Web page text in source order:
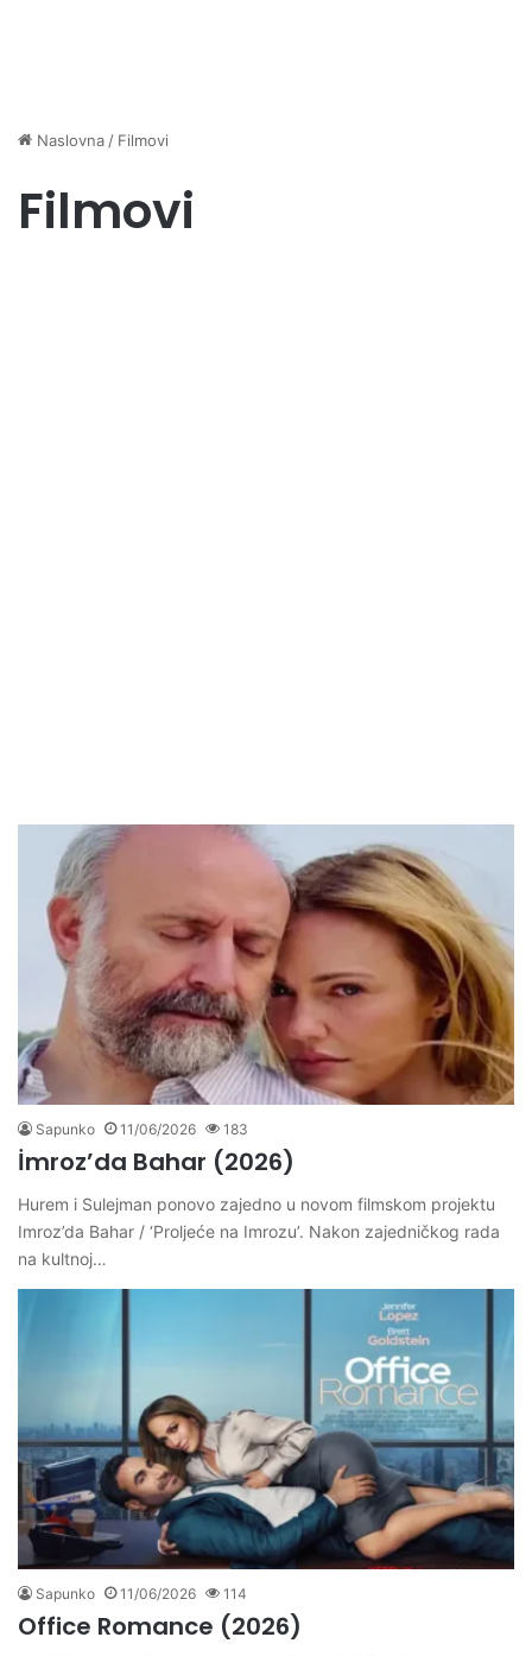
Naslovna / Filmovi
Filmovi
Sapunko 11/06/2026 183
İmroz’da Bahar (2026)
Hurem i Sulejman ponovo zajedno u novom filmskom projektu
Imroz’da Bahar / ‘Proljeće na Imrozu’. Nakon zajedničkog rada
na kultnoj…
Sapunko 11/06/2026 114
Office Romance (2026)